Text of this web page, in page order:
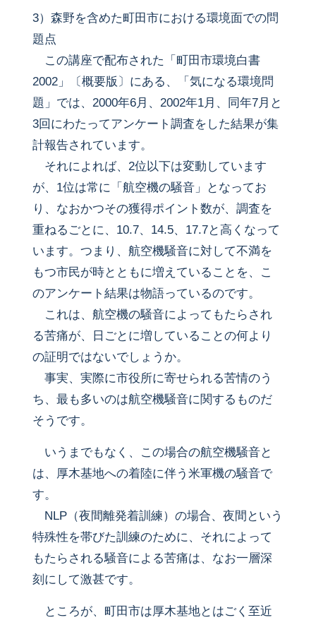
3）森野を含めた町田市における環境面での問
題点
この講座で配布された「町田市環境白書
2002」〔概要版〕にある、「気になる環境問
題」では、2000年6月、2002年1月、同年7月と
3回にわたってアンケート調査をした結果が集
計報告されています。
それによれば、2位以下は変動しています
が、1位は常に「航空機の騒音」となってお
り、なおかつその獲得ポイント数が、調査を
重ねるごとに、10.7、14.5、17.7と高くなって
います。つまり、航空機騒音に対して不満を
もつ市民が時とともに増えていることを、こ
のアンケート結果は物語っているのです。
これは、航空機の騒音によってもたらされ
る苦痛が、日ごとに増していることの何より
の証明ではないでしょうか。
事実、実際に市役所に寄せられる苦情のう
ち、最も多いのは航空機騒音に関するものだ
そうです。
いうまでもなく、この場合の航空機騒音と
は、厚木基地への着陸に伴う米軍機の騒音で
す。
NLP（夜間離発着訓練）の場合、夜間という
特殊性を帯びた訓練のために、それによって
もたらされる騒音による苦痛は、なお一層深
刻にして激甚です。
ところが、町田市は厚木基地とはごく至近